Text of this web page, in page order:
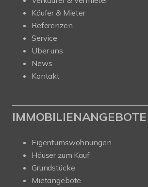
Käufer & Mieter
Referenzen
Service
Über uns
News
Kontakt
IMMOBILIENANGEBOTE
Eigentumswohnungen
Häuser zum Kauf
Grundstücke
Mietangebote